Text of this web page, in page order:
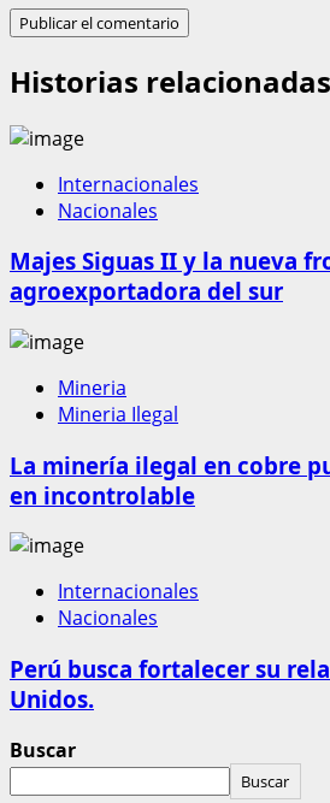
Historias relacionadas
Internacionales
Nacionales
Majes Siguas II y la nueva
agroexportadora del sur
Mineria
Mineria Ilegal
La minería ilegal en cobre
en incontrolable
Internacionales
Nacionales
Perú busca fortalecer su
Unidos.
Buscar
Buscar